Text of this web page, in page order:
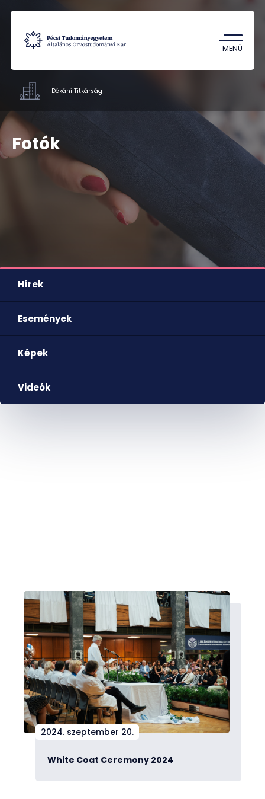
MENÜ
Tantárgykereső
Campus térkép
Szolgáltatások
Dokumentumok
Munkatársak
EN
Dékáni Titkárság
Fotók
2024. szeptember 20.
White Coat Ceremony 2024
Hírek
Események
Képek
Videók